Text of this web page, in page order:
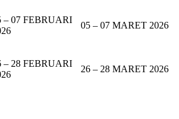
– 07 FEBRUARI
05 – 07 MARET 2026
– 28 FEBRUARI
26 – 28 MARET 2026